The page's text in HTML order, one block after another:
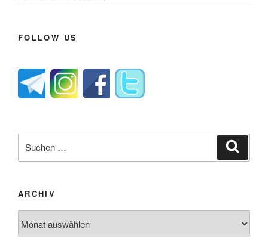
FOLLOW US
nach:
ARCHIV